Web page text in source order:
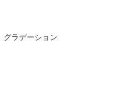
グラデーション